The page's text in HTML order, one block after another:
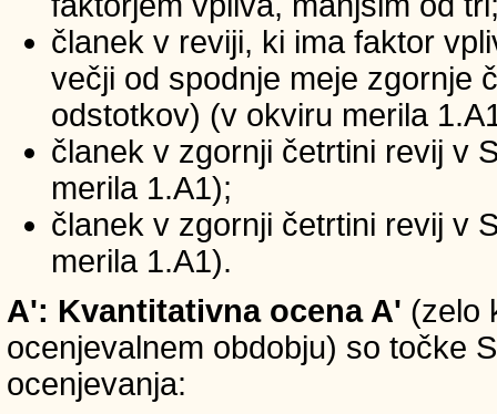
članek v reviji, ki ima faktor
večji od spodnje meje zgornje
odstotkov) (v okviru merila
članek v zgornji četrtini revij v
merila 1.A1);
članek v zgornji četrtini revij v
merila 1.A1).
A': Kvantitativna ocena A' (zelo
ocenjevalnem obdobju) so točke
ocenjevanja: